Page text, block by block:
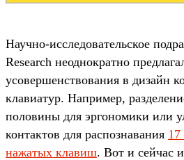
Научно-исследовательское
Research неоднократно
усовершенствования в дизайн
клавиатур. Например,
половины для эргономики или
контактов для распознавания 17
нажатых клавиш. Вот и сейчас